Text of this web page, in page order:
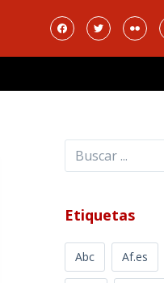
Buscar
Etiquetas
Abc Af.es